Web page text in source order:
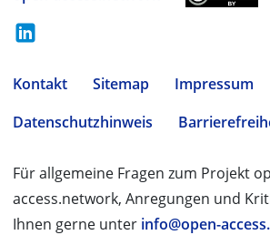
Kontakt Sitemap
Impressum
Datenschutzhinweis
Für allgemeine Fragen zum Projekt
access.network, Anregungen und
Ihnen gerne unter info@open-